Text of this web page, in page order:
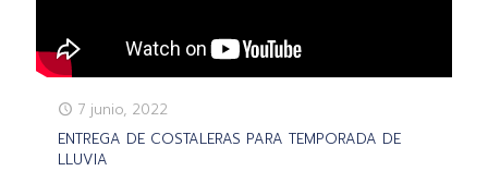
7 junio, 2022
ENTREGA DE COSTALERAS PARA TEMPORADA DE
LLUVIA